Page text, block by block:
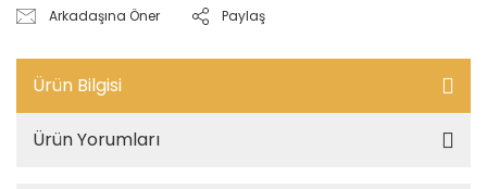
Arkadaşına Öner Paylaş
Ürün Bilgisi
Ürün Yorumları